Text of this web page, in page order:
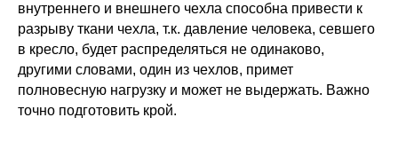
внутреннего и внешнего чехла способна привести к
разрыву ткани чехла, т.к. давление человека, севшего
в кресло, будет распределяться не одинаково,
другими словами, один из чехлов, примет
полновесную нагрузку и может не выдержать. Важно
точно подготовить крой.